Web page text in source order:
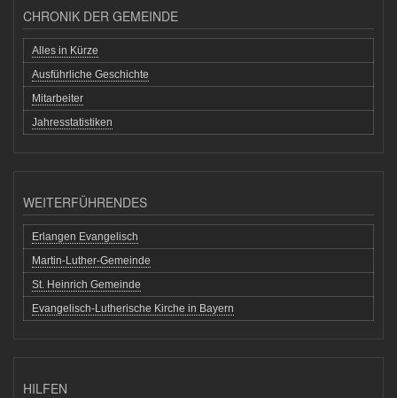
CHRONIK DER GEMEINDE
Alles in Kürze
Ausführliche Geschichte
Mitarbeiter
Jahresstatistiken
WEITERFÜHRENDES
Erlangen Evangelisch
Martin-Luther-Gemeinde
St. Heinrich Gemeinde
Evangelisch-Lutherische Kirche in Bayern
HILFEN